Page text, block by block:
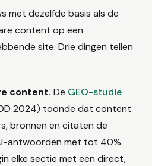
met dezelfde basis als de
content op een
site. Drie dingen tellen
content. De GEO-studie
2024) toonde dat content
bronnen en citaten de
antwoorden met tot 40%
elke sectie met een direct,